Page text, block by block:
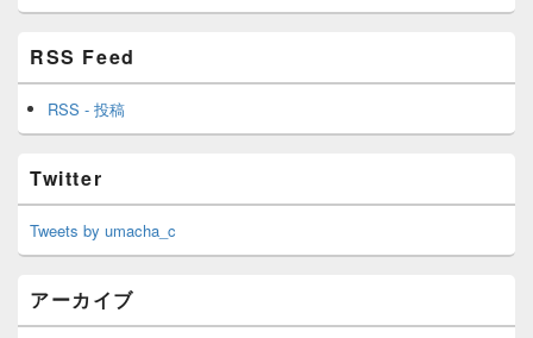
RSS Feed
RSS - 投稿
Twitter
Tweets by umacha_c
アーカイブ